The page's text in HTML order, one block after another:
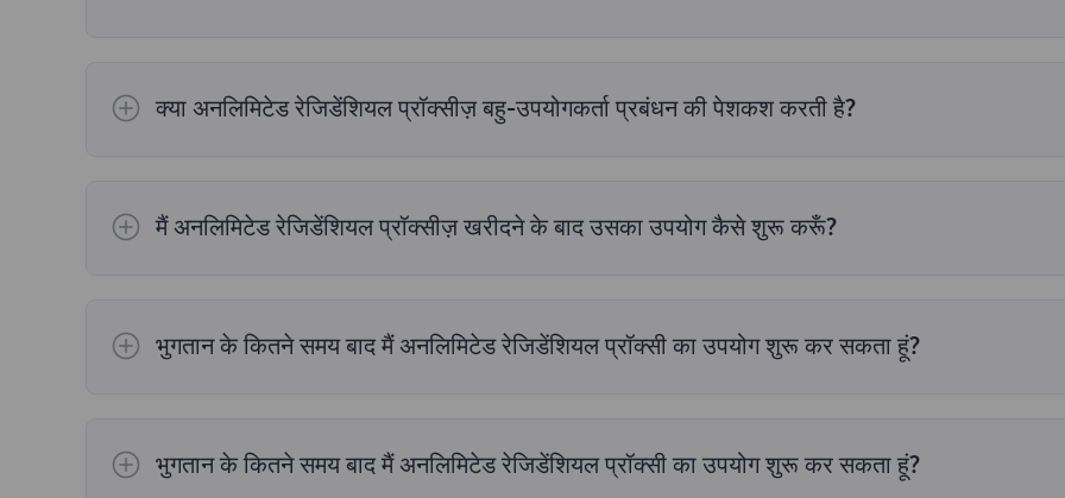
क्या अनलिमिटेड रेजिडेंशियल प्रॉक्सीज़ बहु-उपयोगकर्ता प्रबंधन की पेशकश करती है?
मैं अनलिमिटेड रेजिडेंशियल प्रॉक्सीज़ खरीदने के बाद उसका उपयोग कैसे शुरू करूँ?
एक्सट्रैक्शन: व्यक्तिगत केंद्र में प्रवेश करें, "प्रॉक्सी प्राप्त करें" के तहत "एपीआई एक्सट्रैक्शन" पर क्लिक करें, प्रॉक्सी प्रकार और
बटन पर क्लिक करें।
[असीमित आवासीय प्रॉक्सी एपीआई प्रमाणीकरण]
भुगतान के कितने समय बाद मैं अनलिमिटेड रेजिडेंशियल प्रॉक्सी का उपयोग शुरू कर सकता हूं?
भुगतान के कितने समय बाद मैं अनलिमिटेड रेजिडेंशियल प्रॉक्सी का उपयोग शुरू कर सकता हूं?